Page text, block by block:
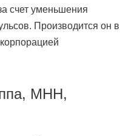
счет уменьшения
Производится он в
МНН,